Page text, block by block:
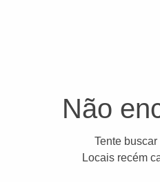
Não
Tente
Locais recém